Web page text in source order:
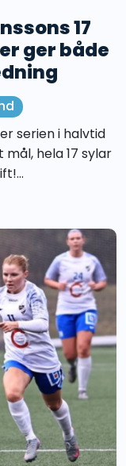
17
ger både
serien i halvtid
hela 17 sylar